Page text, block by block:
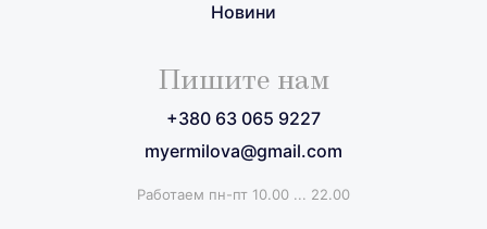
Новини
Пишите нам
+380 63 065 9227
myermilova@gmail.com
Работаем пн-пт 10.00 ... 22.00